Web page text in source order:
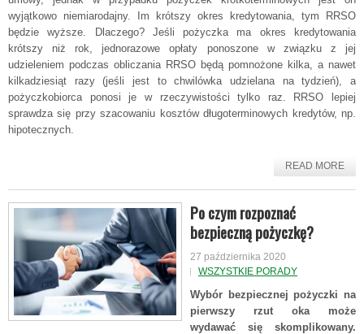
wyjątkowo niemiarodajny. Im krótszy okres kredytowania, tym RRSO
będzie wyższe. Dlaczego? Jeśli pożyczka ma okres kredytowania
krótszy niż rok, jednorazowe opłaty ponoszone w związku z jej
udzieleniem podczas obliczania RRSO będą pomnożone kilka, a nawet
kilkadziesiąt razy (jeśli jest to chwilówka udzielana na tydzień), a
pożyczkobiorca ponosi je w rzeczywistości tylko raz. RRSO lepiej
sprawdza się przy szacowaniu kosztów długoterminowych kredytów, np.
hipotecznych.
READ MORE
Po czym rozpoznać
bezpieczną pożyczkę?
27 października 2020
WSZYSTKIE PORADY
Wybór bezpiecznej pożyczki na
pierwszy rzut oka może
wydawać się skomplikowany.